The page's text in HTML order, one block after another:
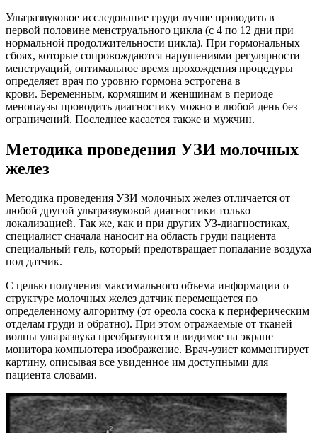
Ультразвуковое исследование груди лучше проводить в
первой половине менструального цикла (с 4 по 12 дни при
нормальной продолжительности цикла). При гормональных
сбоях, которые сопровождаются нарушениями регулярности
менструаций, оптимальное время прохождения процедуры
определяет врач по уровню гормона эстрогена в
крови. Беременным, кормящим и женщинам в периоде
менопаузы проводить диагностику можно в любой день без
ограничений. Последнее касается также и мужчин.
Методика проведения УЗИ молочных
желез
Методика проведения УЗИ молочных желез отличается от
любой другой ультразвуковой диагностики только
локализацией. Так же, как и при других УЗ-диагностиках,
специалист сначала наносит на область груди пациента
специальный гель, который предотвращает попадание воздуха
под датчик.
С целью получения максимального объема информации о
структуре молочных желез датчик перемещается по
определенному алгоритму (от ореола соска к периферическим
отделам груди и обратно). При этом отражаемые от тканей
волны ультразвука преобразуются в видимое на экране
монитора компьютера изображение. Врач-узист комментирует
картину, описывая все увиденное им доступными для
пациента словами.